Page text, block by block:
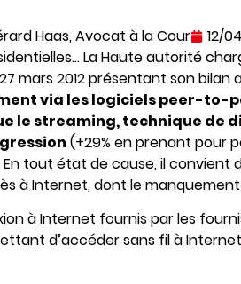
Haas, Avocat à la Cour 12/
La Haute autorité
mars 2012 présentant son
via les logiciels peer-to-
le streaming, technique de
(+29% en prenant pour
En tout état de cause, il convient
à Internet, dont le manquement
à Internet fournis par les
d’accéder sans fil à